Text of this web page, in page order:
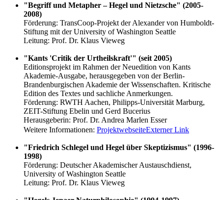
"Begriff und Metapher – Hegel und Nietzsche" (2005-
2008)
Förderung: TransCoop-Projekt der Alexander von Humboldt-
Stiftung mit der University of Washington Seattle
Leitung: Prof. Dr. Klaus Vieweg
"Kants 'Critik der Urtheilskraft'" (seit 2005)
Editionsprojekt im Rahmen der Neuedition von Kants
Akademie-Ausgabe, herausgegeben von der Berlin-
Brandenburgischen Akademie der Wissenschaften. Kritische
Edition des Textes und sachliche Anmerkungen.
Förderung: RWTH Aachen, Philipps-Universität Marburg,
ZEIT-Stiftung Ebelin und Gerd Bucerius
Herausgeberin: Prof. Dr. Andrea Marlen Esser
Weitere Informationen: ProjektwebseiteExterner Link
"Friedrich Schlegel und Hegel über Skeptizismus" (1996-
1998)
Förderung: Deutscher Akademischer Austauschdienst,
University of Washington Seattle
Leitung: Prof. Dr. Klaus Vieweg